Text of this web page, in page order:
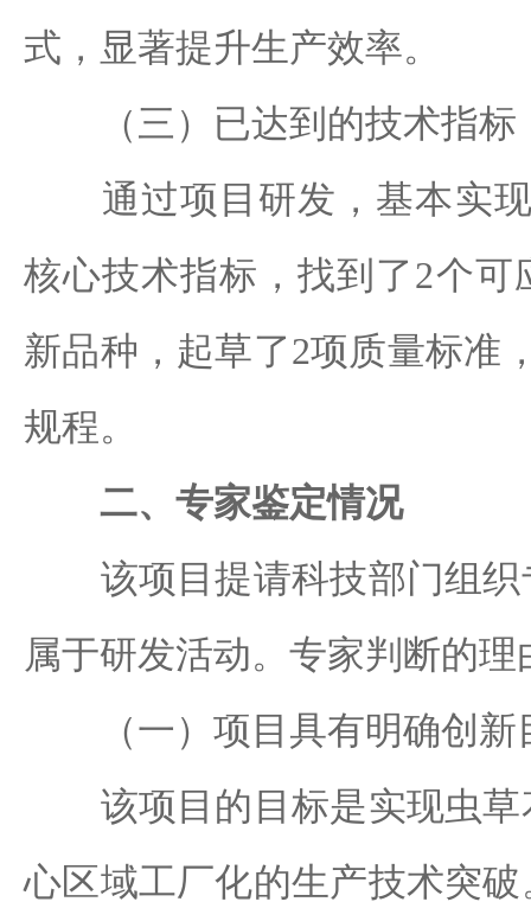
式，显著提升生产效率。
（三）已达到的技术指标
通过项目研发，基本实现
核心技术指标，找到了2个可
新品种，起草了2项质量标准
规程。
二、专家鉴定情况
该项目提请科技部门组织
属于研发活动。专家判断的理
（一）项目具有明确创新
该项目的目标是实现虫草
心区域工厂化的生产技术突